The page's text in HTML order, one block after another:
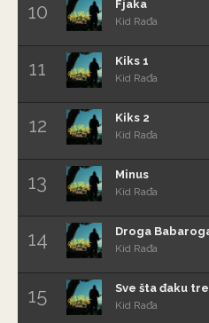
Fjaka
Kid Rađa
Kiks 1
Kid Rađa
Kiks 2
Kid Rađa
Minus
Kid Rađa
Droga
Kid Rađa
Sve šta đaku
Kid Rađa